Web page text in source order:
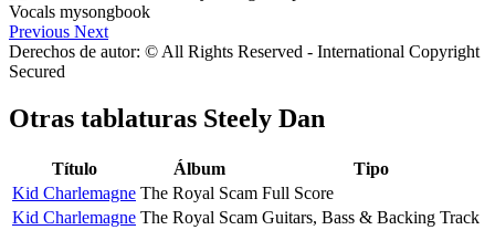
Previous Next
Derechos de autor: © All Rights Reserved - International Copyright
Secured
Otras tablaturas Steely Dan
Título Álbum
Tipo
Kid Charlemagne The Royal Scam Full Score
Kid Charlemagne The Royal Scam Guitars, Bass & Backing Track